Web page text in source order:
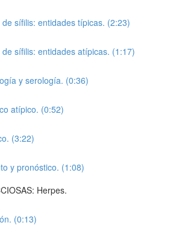
sífilis: entidades típicas. (2:23)
sífilis: entidades atípicas. (1:17)
y serología. (0:36)
atípico. (0:52)
(3:22)
y pronóstico. (1:08)
Herpes.
(0:13)